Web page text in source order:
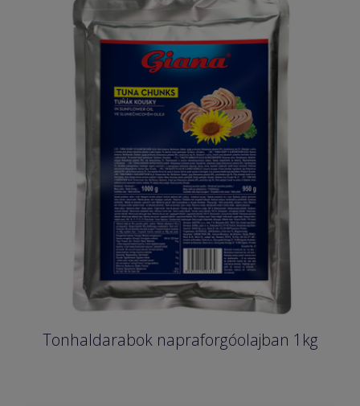
Tonhaldarabok napraforgóolajban 1kg